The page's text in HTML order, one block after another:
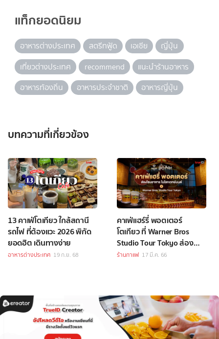
แท็กยอดนิยม
อาหารต่างประเทศ สตรีทฟู้ด เอเชีย
ญี่ปุ่น
เที่ยวต่างประเทศ
recommend
แนะนำร้านอาหาร
อาหารท้องถิ่น
อาหารประจำชาติ อาหารญี่ปุ่น
บทความที่เกี่ยวข้อง
13 คาเฟ่โตเกียว ใกล้สถานี
รถไฟ ที่ต้องแวะ 2026 พิกัด
ยอดฮิต เดินทางง่าย
อาหารต่างประเทศ 19 ก.ย. 68
คาเฟ่แฮร์รี่ พอตเตอร์
โตเกียว ที่ Warner Bros
Studio Tour Tokyo ส่อง
ของกินในโลกเวทย์มนต์
ร้านกาแฟ 17 มี.ค. 66